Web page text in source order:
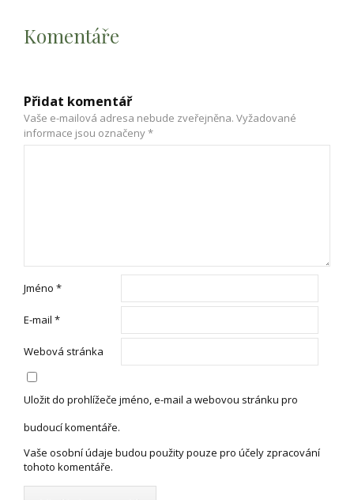
Komentáře
Přidat komentář
Vaše e-mailová adresa nebude zveřejněna. Vyžadované
informace jsou označeny*
Jméno *
E-mail *
Webová stránka
Uložit do prohlížeče jméno, e-mail a webovou stránku pro
budoucí komentáře.
Vaše osobní údaje budou použity pouze pro účely zpracování
tohoto komentáře.